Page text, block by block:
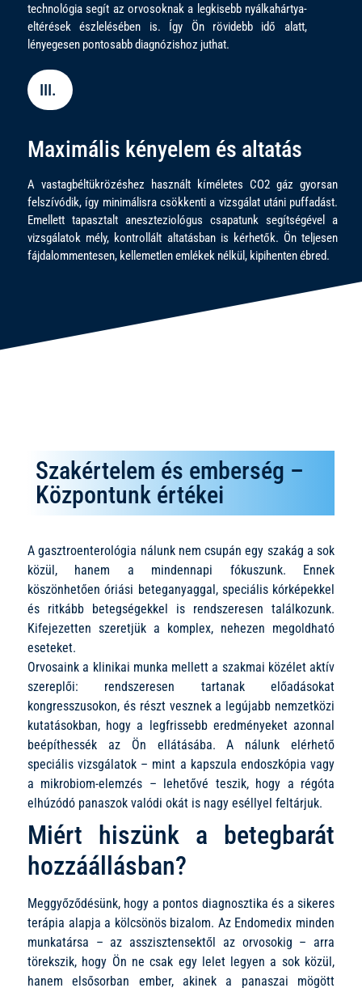
technológia segít az orvosoknak a legkisebb nyálkahártya-
eltérések észlelésében is. Így Ön rövidebb idő alatt,
lényegesen pontosabb diagnózishoz juthat.
III.
Maximális kényelem és altatás
A vastagbéltükrözéshez használt kíméletes CO2 gáz gyorsan
felszívódik, így minimálisra csökkenti a vizsgálat utáni puffadást.
Emellett tapasztalt aneszteziológus csapatunk segítségével a
vizsgálatok mély, kontrollált altatásban is kérhetők. Ön teljesen
fájdalommentesen, kellemetlen emlékek nélkül, kipihenten ébred.
Szakértelem és emberség –
Központunk értékei
A gasztroenterológia nálunk nem csupán egy szakág a sok
közül, hanem a mindennapi fókuszunk. Ennek
köszönhetően óriási beteganyaggal, speciális kórképekkel
és ritkább betegségekkel is rendszeresen találkozunk.
Kifejezetten szeretjük a komplex, nehezen megoldható
eseteket.
Orvosaink a klinikai munka mellett a szakmai közélet aktív
szereplői: rendszeresen tartanak előadásokat
kongresszusokon, és részt vesznek a legújabb nemzetközi
kutatásokban, hogy a legfrissebb eredményeket azonnal
beépíthessék az Ön ellátásába. A nálunk elérhető
speciális vizsgálatok – mint a kapszula endoszkópia vagy
a mikrobiom-elemzés – lehetővé teszik, hogy a régóta
elhúzódó panaszok valódi okát is nagy eséllyel feltárjuk.
Miért hiszünk a betegbarát
hozzáállásban?
Meggyőződésünk, hogy a pontos diagnosztika és a sikeres
terápia alapja a kölcsönös bizalom. Az Endomedix minden
munkatársa – az asszisztensektől az orvosokig – arra
törekszik, hogy Ön ne csak egy lelet legyen a sok közül,
hanem elsősorban ember, akinek a panaszai mögött